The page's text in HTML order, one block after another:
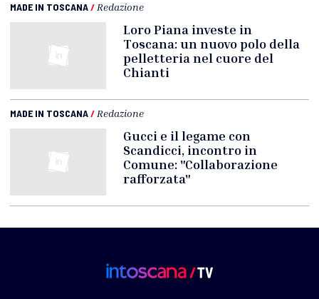
MADE IN TOSCANA/ Redazione
Loro Piana investe in
Toscana: un nuovo polo della
pelletteria nel cuore del
Chianti
MADE IN TOSCANA/ Redazione
Gucci e il legame con
Scandicci, incontro in
Comune: "Collaborazione
rafforzata"